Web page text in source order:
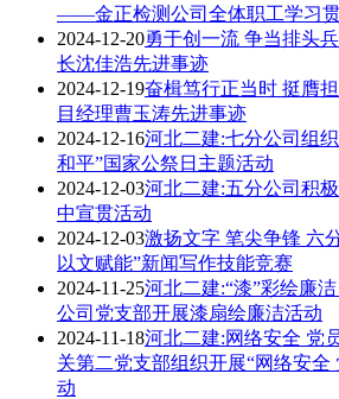
——金正检测公司全体职工学习贯
2024-12-20勇于创一流 争当排头
长沈佳浩先进事迹
2024-12-19奋楫笃行正当时 挺膺
目经理曹玉涛先进事迹
2024-12-16河北二建:七分公司组
和平”国家公祭日主题活动
2024-12-03河北二建:五分公司积
中宣贯活动
2024-12-03激扬文字 笔尖争锋 六
以文赋能”新闻写作技能竞赛
2024-11-25河北二建:“漆”彩绘廉
公司党支部开展漆扇绘廉洁活动
2024-11-18河北二建:网络安全
关第二党支部组织开展“网络安全
动